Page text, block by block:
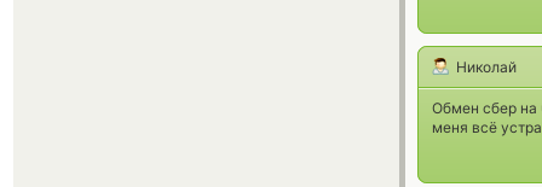
Николай
Обмен сбер на
меня всё